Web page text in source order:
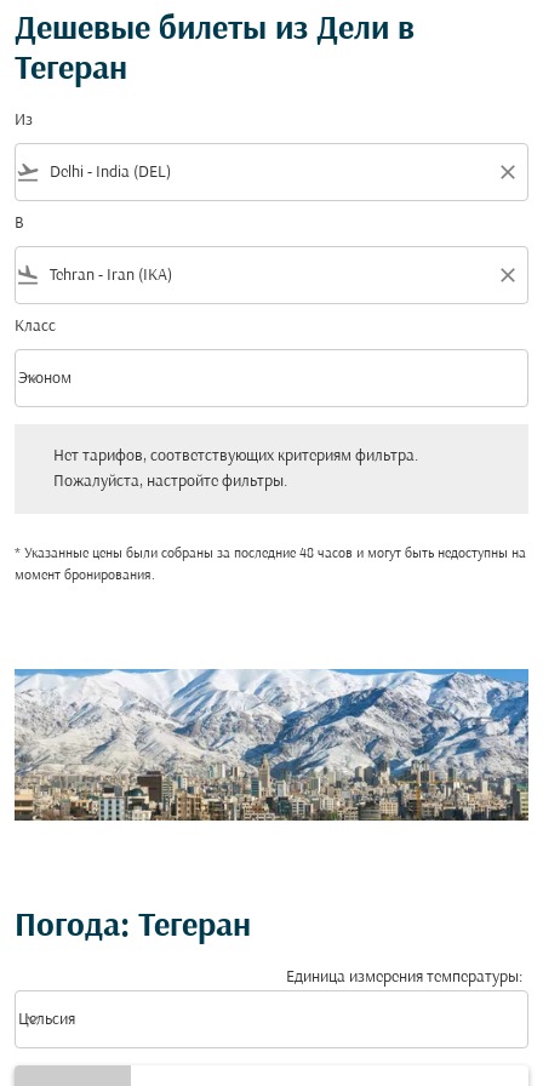
Дешевые билеты из Дели в
Тегеран
Из
flight_takeoff close
В
flight_land close
Класс
Класс option Эконом Selected
Эконом
keyboard_arrow_down
Нет тарифов, соответствующих критериям фильтра.
Пожалуйста, настройте фильтры.
* Указанные цены были собраны за последние 48 часов и могут быть недоступны на
момент бронирования.
Погода: Тегеран
Единица измерения температуры:
Цельсия
keyboard_arrow_down